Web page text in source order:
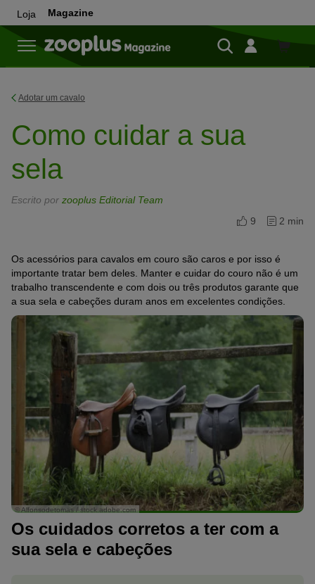
Loja Magazine
Loja
Adotar um cavalo
Como cuidar a sua
sela
Escrito por zooplus Editorial Team
9
2 min
Os acessórios para cavalos em couro são caros e por isso é
importante tratar bem deles. Manter e cuidar do couro não é um
trabalho transcendente e com dois ou três produtos garante que
a sua sela e cabeções duram anos em excelentes condições.
© Alfonsodetomas / stock.adobe.com
Os cuidados corretos a ter com a
sua sela e cabeções